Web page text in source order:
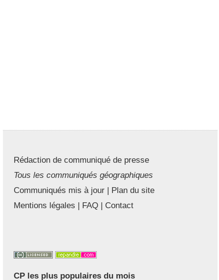
Rédaction de communiqué de presse
Tous les communiqués géographiques
Communiqués mis à jour | Plan du site
Mentions légales | FAQ | Contact
CP les plus populaires du mois